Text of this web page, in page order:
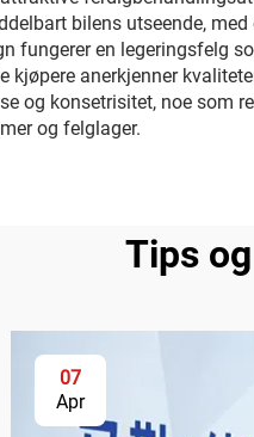
bilens utseende,
fungerer en legeringsfelg
anerkjenner
og konsetrisitet, noe
og felglager.
Tips
07
Apr